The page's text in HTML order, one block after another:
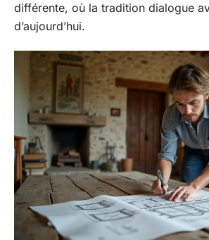
différente, où la tradition dialogue
d’aujourd’hui.